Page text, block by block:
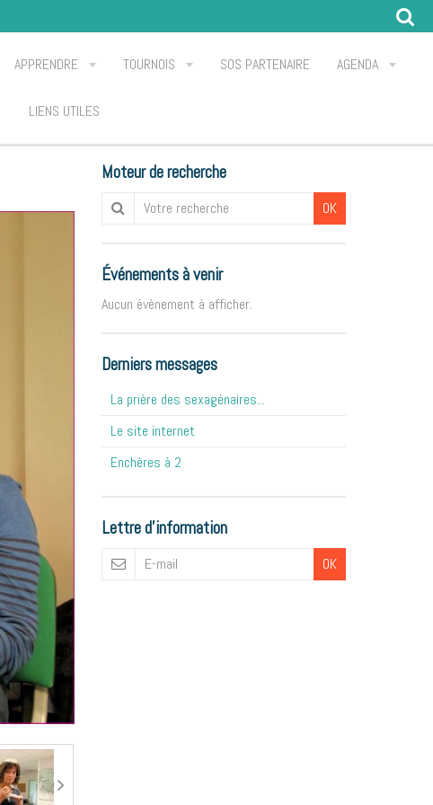
APPRENDRE TOURNOIS SOS PARTENAIRE AGENDA
LIENS UTILES
Moteur de recherche
OK
Événements à venir
Aucun évènement à afficher.
Derniers messages
La prière des sexagénaires...
Le site internet
Enchères à 2
Lettre d'information
OK